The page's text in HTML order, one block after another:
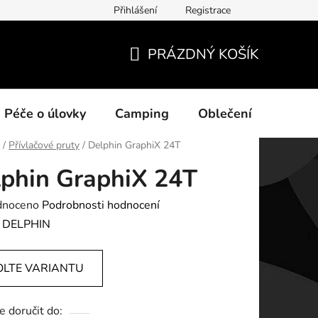
Přihlášení Registrace
KOŠÍK
PRÁZDNÝ KOŠÍK
Péče o úlovky Camping Oblečení
/ Přívlačové pruty / Delphin GraphiX 24T
GraphiX 24T
Podrobnosti hodnocení
DELPHIN
VARIANTU
doručit do: